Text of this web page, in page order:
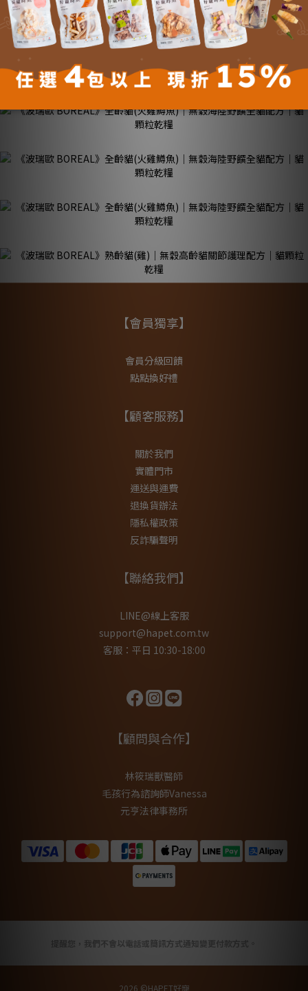
【會員獨享】
會員分級回饋
點點換好禮
【顧客服務】
關於我們
實體門市
運送與運費
退換貨辦法
隱私權政策
反詐騙聲明
【聯絡我們】
LINE@線上客服
support@hapet.com.tw
客服：平日 10:30-18:00
【顧問與合作】
林筱瑞獸醫師
毛孩行為諮詢師Vanessa
元亨法律事務所
提醒您，我們不會以電話或簡訊方式通知變更付款方式。
2026 ©HAPET好寵